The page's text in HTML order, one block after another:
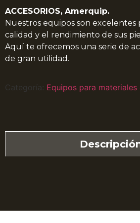
ACCESORIOS, Amerquip.
Nuestros equipos son excelentes
calidad y el rendimiento de sus
Aquí te ofrecemos una serie de
de gran utilidad.
Categoría: Equipos para